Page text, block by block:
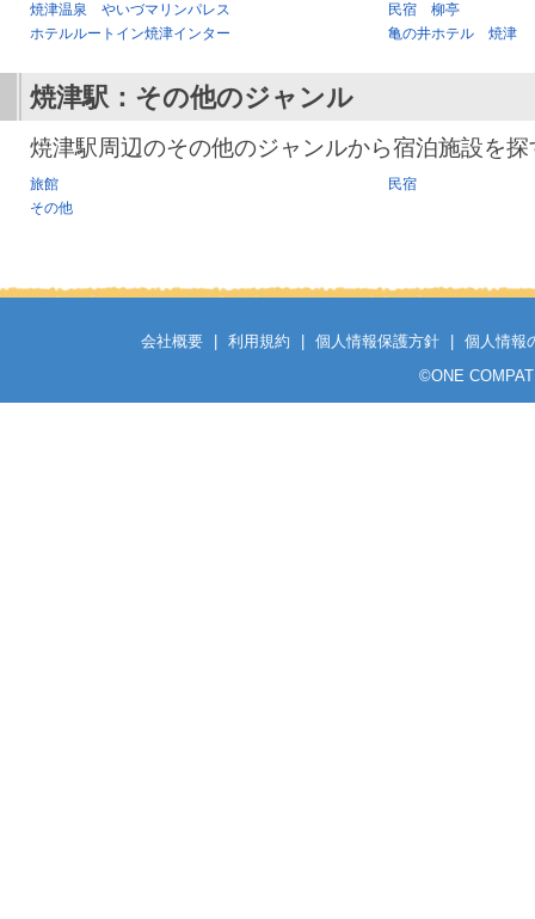
焼津温泉 やいづマリンパレス
民宿 柳亭
ホテルルートイン焼津インター
亀の井ホテル 焼津
焼津駅 ：その他のジャンル
焼津駅周辺のその他のジャンルから宿泊施設を
旅館
民宿
その他
会社概要 利用規約 個人情報保護方針
個人情報
©ONE